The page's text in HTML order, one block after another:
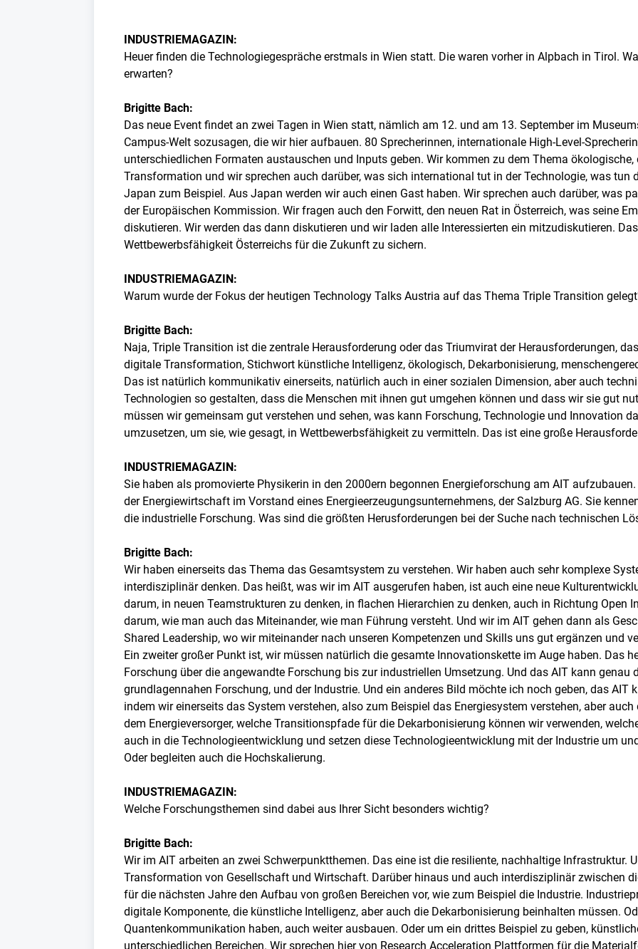
INDUSTRIEMAGAZIN:
Heuer finden die Technologiegespräche erstmals in Wien statt. Die waren vorher in Alpbach in Tirol.
erwarten?
Brigitte Bach:
Das neue Event findet an zwei Tagen in Wien statt, nämlich am 12. und am 13. September im
Campus-Welt sozusagen, die wir hier aufbauen. 80 Sprecherinnen, internationale High-Level-
unterschiedlichen Formaten austauschen und Inputs geben. Wir kommen zu dem Thema
Transformation und wir sprechen auch darüber, was sich international tut in der Technologie, was tun
Japan zum Beispiel. Aus Japan werden wir auch einen Gast haben. Wir sprechen auch darüber, was
der Europäischen Kommission. Wir fragen auch den Forwitt, den neuen Rat in Österreich, was seine
diskutieren. Wir werden das dann diskutieren und wir laden alle Interessierten ein mitzudiskutieren.
Wettbewerbsfähigkeit Österreichs für die Zukunft zu sichern.
INDUSTRIEMAGAZIN:
Warum wurde der Fokus der heutigen Technology Talks Austria auf das Thema Triple Transition
Brigitte Bach:
Naja, Triple Transition ist die zentrale Herausforderung oder das Triumvirat der Herausforderungen,
digitale Transformation, Stichwort künstliche Intelligenz, ökologisch, Dekarbonisierung,
Das ist natürlich kommunikativ einerseits, natürlich auch in einer sozialen Dimension, aber auch
Technologien so gestalten, dass die Menschen mit ihnen gut umgehen können und dass wir sie gut
müssen wir gemeinsam gut verstehen und sehen, was kann Forschung, Technologie und Innovation
umzusetzen, um sie, wie gesagt, in Wettbewerbsfähigkeit zu vermitteln. Das ist eine große
INDUSTRIEMAGAZIN:
Sie haben als promovierte Physikerin in den 2000ern begonnen Energieforschung am AIT
der Energiewirtschaft im Vorstand eines Energieerzeugungsunternehmens, der Salzburg AG. Sie
die industrielle Forschung. Was sind die größten Herusforderungen bei der Suche nach technischen
Brigitte Bach:
Wir haben einerseits das Thema das Gesamtsystem zu verstehen. Wir haben auch sehr komplexe
interdisziplinär denken. Das heißt, was wir im AIT ausgerufen haben, ist auch eine neue
darum, in neuen Teamstrukturen zu denken, in flachen Hierarchien zu denken, auch in Richtung Open
darum, wie man auch das Miteinander, wie man Führung versteht. Und wir im AIT gehen dann als
Shared Leadership, wo wir miteinander nach unseren Kompetenzen und Skills uns gut ergänzen und
Ein zweiter großer Punkt ist, wir müssen natürlich die gesamte Innovationskette im Auge haben. Das
Forschung über die angewandte Forschung bis zur industriellen Umsetzung. Und das AIT kann genau
grundlagennahen Forschung, und der Industrie. Und ein anderes Bild möchte ich noch geben, das AIT
indem wir einerseits das System verstehen, also zum Beispiel das Energiesystem verstehen, aber
dem Energieversorger, welche Transitionspfade für die Dekarbonisierung können wir verwenden,
auch in die Technologieentwicklung und setzen diese Technologieentwicklung mit der Industrie um
Oder begleiten auch die Hochskalierung.
INDUSTRIEMAGAZIN:
Welche Forschungsthemen sind dabei aus Ihrer Sicht besonders wichtig?
Brigitte Bach:
Wir im AIT arbeiten an zwei Schwerpunktthemen. Das eine ist die resiliente, nachhaltige Infrastruktur.
Transformation von Gesellschaft und Wirtschaft. Darüber hinaus und auch interdisziplinär zwischen
für die nächsten Jahre den Aufbau von großen Bereichen vor, wie zum Beispiel die Industrie.
digitale Komponente, die künstliche Intelligenz, aber auch die Dekarbonisierung beinhalten müssen.
Quantenkommunikation haben, auch weiter ausbauen. Oder um ein drittes Beispiel zu geben,
unterschiedlichen Bereichen. Wir sprechen hier von Research Acceleration Plattformen für die